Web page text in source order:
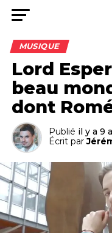
MUSIQUE
Lord
beau
dont
Publié il y a 9
Écrit par